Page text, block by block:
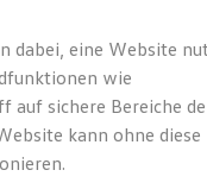
Leasing
jetzt
dabei, eine Website
wie
auf sichere Bereiche
kann ohne diese